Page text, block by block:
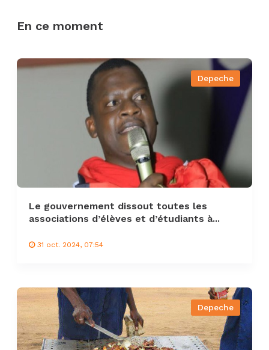
En ce moment
Depeche
Le gouvernement dissout toutes les
associations d’élèves et d’étudiants à...
31 oct. 2024, 07:54
Depeche